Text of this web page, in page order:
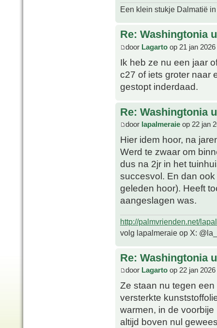
Een klein stukje Dalmatië
Re: Washingtonia
door Lagarto op 21 jan
Ik heb ze nu een jaar
c27 of iets groter naar
gestopt inderdaad.
Re: Washingtonia
door lapalmeraie op 22 jan
Hier idem hoor, na
Werd te zwaar om
dus na 2jr in het
succesvol. En dan
geleden hoor). Heeft
aangeslagen was.
http://palmvrienden.net/
volg lapalmeraie op X:
Re: Washingtonia
door Lagarto op 22 jan 2026
Ze staan nu tegen
versterkte
warmen, in de
altijd boven nul